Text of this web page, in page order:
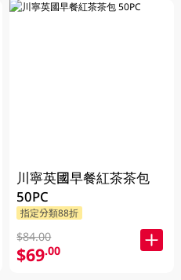
川寧英國早餐紅茶茶包
50PC
指定分類88折
$84.00
$69.00